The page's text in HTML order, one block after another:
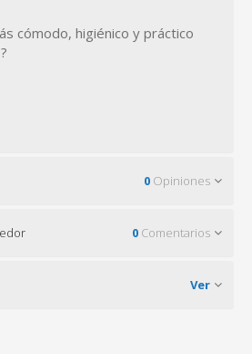
cómodo, higiénico y práctico
0 Opiniones
0 Comentarios
Ver